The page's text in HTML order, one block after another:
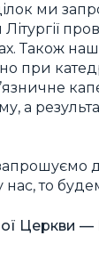
ми
Також
при
а
нас, то
Церкви —